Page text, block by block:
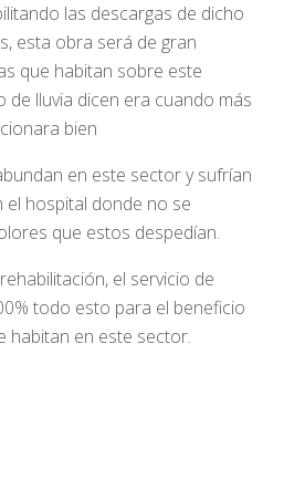
las descargas de dicho
esta obra será de gran
que habitan sobre este
de lluvia dicen era cuando más
bien
en este sector y sufrían
hospital donde no se
que estos despedían.
el servicio de
todo esto para el beneficio
habitan en este sector.